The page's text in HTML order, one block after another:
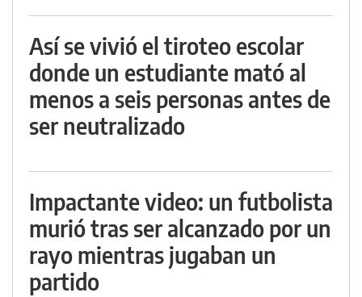
Así se vivió el tiroteo escolar
donde un estudiante mató al
menos a seis personas antes de
ser neutralizado
Impactante video: un futbolista
murió tras ser alcanzado por un
rayo mientras jugaban un
partido